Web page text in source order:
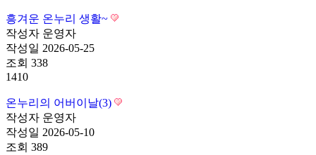
흥겨운 온누리 생활~
작성자 운영자
작성일 2026-05-25
조회 338
1410
온누리의 어버이날(3)
작성자 운영자
작성일 2026-05-10
조회 389